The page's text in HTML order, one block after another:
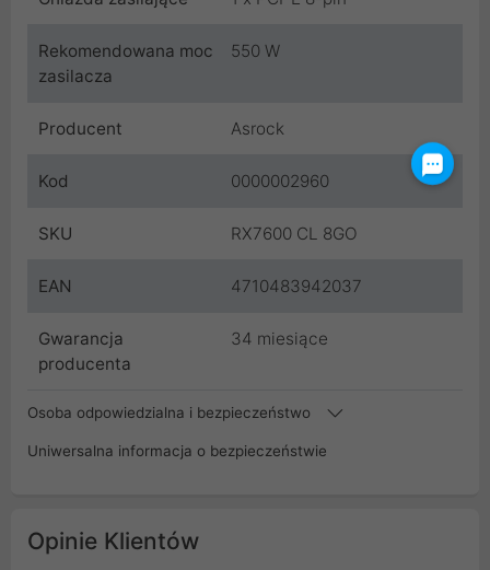
Rekomendowana moc
zasilacza
550 W
Producent Asrock
Kod 0000002960
SKU RX7600 CL 8GO
EAN 4710483942037
Gwarancja
producenta
34 miesiące
Osoba odpowiedzialna i bezpieczeństwo
Uniwersalna informacja o bezpieczeństwie
Opinie Klientów